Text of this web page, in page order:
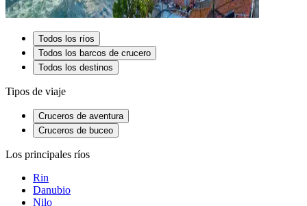
Todos los ríos
Todos los barcos de crucero
Todos los destinos
Tipos de viaje
Cruceros de aventura
Cruceros de buceo
Los principales ríos
Rin
Danubio
Nilo